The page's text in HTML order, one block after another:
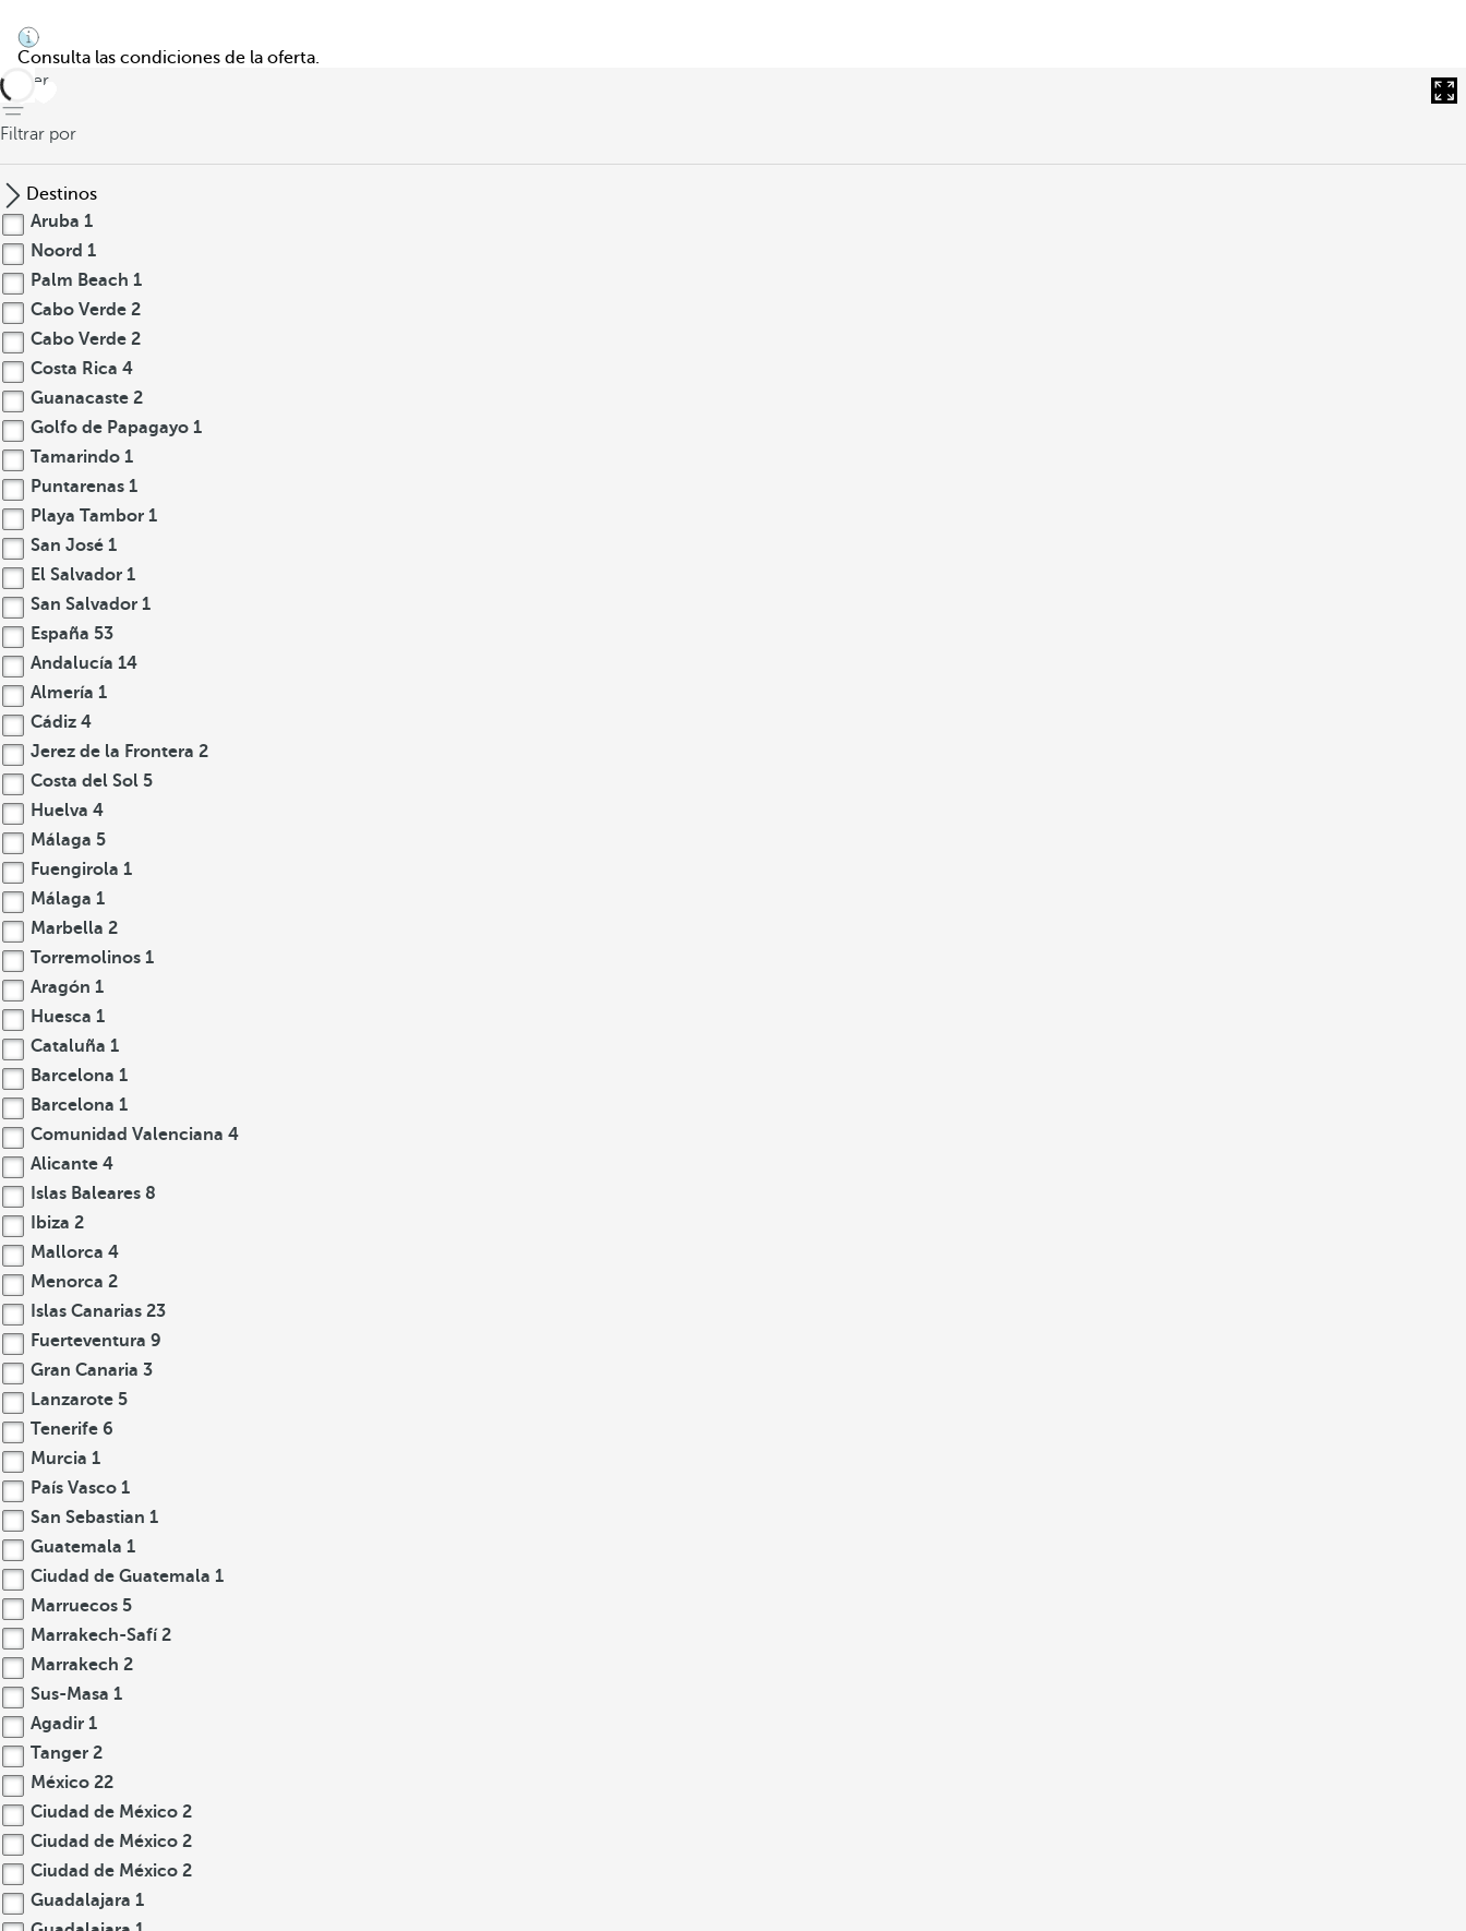
Consulta las condiciones de la oferta.
volver
Filtrar por
Destinos
Aruba 1
Noord 1
Palm Beach 1
Cabo Verde 2
Cabo Verde 2
Costa Rica 4
Guanacaste 2
Golfo de Papagayo 1
Tamarindo 1
Puntarenas 1
Playa Tambor 1
San José 1
El Salvador 1
San Salvador 1
España 53
Andalucía 14
Almería 1
Cádiz 4
Jerez de la Frontera 2
Costa del Sol 5
Huelva 4
Málaga 5
Fuengirola 1
Málaga 1
Marbella 2
Torremolinos 1
Aragón 1
Huesca 1
Cataluña 1
Barcelona 1
Barcelona 1
Comunidad Valenciana 4
Alicante 4
Islas Baleares 8
Ibiza 2
Mallorca 4
Menorca 2
Islas Canarias 23
Fuerteventura 9
Gran Canaria 3
Lanzarote 5
Tenerife 6
Murcia 1
País Vasco 1
San Sebastian 1
Guatemala 1
Ciudad de Guatemala 1
Marruecos 5
Marrakech-Safí2
Marrakech 2
Sus-Masa 1
Agadir 1
Tanger 2
México 22
Ciudad de México 2
Ciudad de México 2
Ciudad de México 2
Guadalajara 1